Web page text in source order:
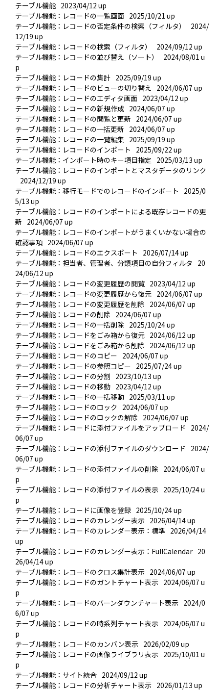
テーブル機能 2023/04/12 up
テーブル機能：レコードの一覧画面 2025/10/21 up
テーブル機能：レコードの否定条件の検索（フィルタ）
2024/
12/19 up
テーブル機能：レコードの検索（フィルタ）
2024/09/12 up
テーブル機能：レコードの並び替え（ソート）
2024/08/01 u
p
テーブル機能：レコードの集計 2025/09/19 up
テーブル機能：レコードのビューの切り替え 2024/06/07 up
テーブル機能：レコードのエディタ画面 2023/04/12 up
テーブル機能：レコードの新規作成 2024/06/07 up
テーブル機能：レコードの閲覧と更新 2024/06/07 up
テーブル機能：レコードの一括更新 2024/06/07 up
テーブル機能：レコードの一覧編集 2025/09/19 up
テーブル機能：レコードのインポート
2025/09/22 up
テーブル機能：インポート時のキー項目指定 2025/03/13 up
テーブル機能：レコードのインポートとマスタデータのリンク
2024/12/19 up
テーブル機能：移行モードでのレコードのインポート
2025/0
5/13 up
テーブル機能：レコードのインポートによる既存レコードの更
新 2024/06/07 up
テーブル機能：レコードのインポートがうまくいかない場合の
確認事項 2024/06/07 up
テーブル機能：レコードのエクスポート
2026/07/14 up
テーブル機能：担当者、管理者、分類項目の自分フィルタ
20
24/06/12 up
テーブル機能：レコードの変更履歴の閲覧 2023/04/12 up
テーブル機能：レコードの変更履歴から復元 2024/06/07 up
テーブル機能：レコードの変更履歴を削除 2024/06/07 up
テーブル機能：レコードの削除 2024/06/07 up
テーブル機能：レコードの一括削除 2025/10/24 up
テーブル機能：レコードをごみ箱から復元 2024/06/12 up
テーブル機能：レコードをごみ箱から削除 2024/06/12 up
テーブル機能：レコードのコピー 2024/06/07 up
テーブル機能：レコードの参照コピー 2025/07/24 up
テーブル機能：レコードの分割 2023/10/13 up
テーブル機能：レコードの移動 2023/04/12 up
テーブル機能：レコードの一括移動 2025/03/11 up
テーブル機能：レコードのロック
2024/06/07 up
テーブル機能：レコードのロックの解除 2024/06/07 up
テーブル機能：レコードに添付ファイルをアップロード 2024/
06/07 up
テーブル機能：レコードの添付ファイルのダウンロード 2024/
06/07 up
テーブル機能：レコードの添付ファイルの削除 2024/06/07 u
p
テーブル機能：レコードの添付ファイルの表示 2025/10/24 u
p
テーブル機能：レコードに画像を登録 2025/10/24 up
テーブル機能：レコードのカレンダー表示 2026/04/14 up
テーブル機能：レコードのカレンダー表示：標準 2026/04/14
up
テーブル機能：レコードのカレンダー表示：FullCalendar 20
26/04/14 up
テーブル機能：レコードのクロス集計表示 2024/06/07 up
テーブル機能：レコードのガントチャート表示 2024/06/07 u
p
テーブル機能：レコードのバーンダウンチャート表示 2024/0
6/07 up
テーブル機能：レコードの時系列チャート表示 2024/06/07 u
p
テーブル機能：レコードのカンバン表示 2026/02/09 up
テーブル機能：レコードの画像ライブラリ表示 2025/10/01 u
p
テーブル機能：サイト統合 2024/09/12 up
テーブル機能：レコードの分析チャート表示 2026/01/13 up